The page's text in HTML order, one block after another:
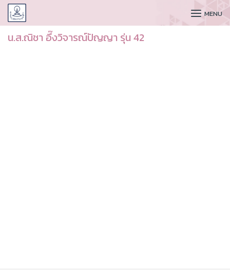
CUDAA MENU
น.ส.ณิชา อึ๊งวิจารณ์ปัญญา รุ่น 42